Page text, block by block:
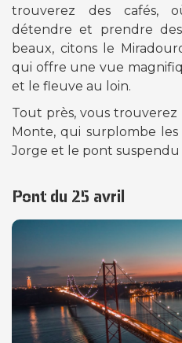
trouverez des cafés,
détendre et prendre
beaux, citons le
qui offre une vue
et le fleuve au loin.
Tout près, vous
Monte, qui surplombe
Jorge et le pont suspendu
Pont du 25 avril